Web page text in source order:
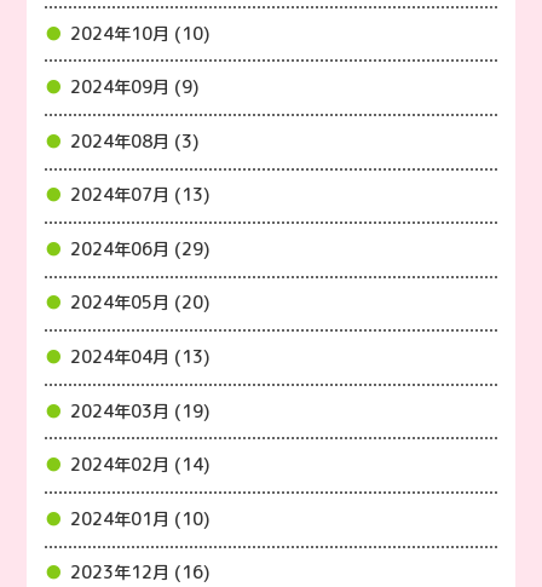
2024年10月 (10)
2024年09月 (9)
2024年08月 (3)
2024年07月 (13)
2024年06月 (29)
2024年05月 (20)
2024年04月 (13)
2024年03月 (19)
2024年02月 (14)
2024年01月 (10)
2023年12月 (16)